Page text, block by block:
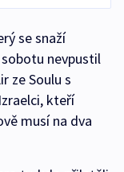
se snaží
nevpustil
ze Soulu s
kteří
musí na dva